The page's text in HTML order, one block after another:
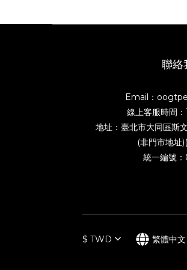
聯絡
Email：
線上客服時間
地址：臺北市大同區斯
(非門市地址
統一編號
$ TWD 繁體中文